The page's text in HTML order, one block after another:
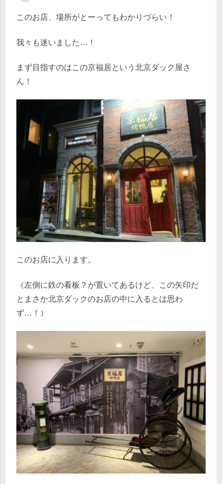
このお店、場所がとーってもわかりづらい！
我々も迷いました…！
まず目指すのはこの京福居という北京ダック屋さ
ん！
このお店に入ります。
（左側に鉄の看板？が置いてあるけど、この矢印だ
とまさか北京ダックのお店の中に入るとは思わ
ず…！）